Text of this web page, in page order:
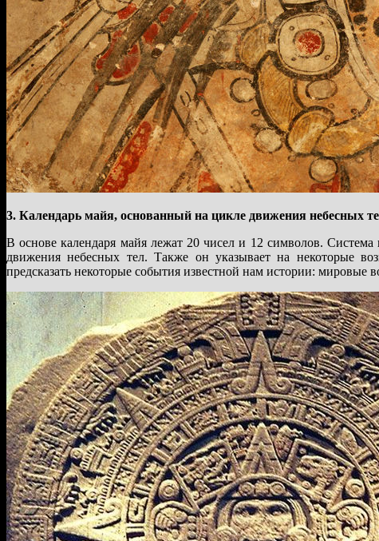
3. Календарь майя, основанный на цикле движения небесных
В основе календаря майя лежат 20 чисел и 12 символов. Система
движения небесных тел. Также он указывает на некоторые
предсказать некоторые события известной нам истории: мировые